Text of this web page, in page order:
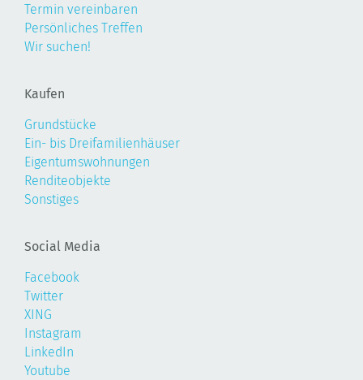
Termin vereinbaren
Persönliches Treffen
Wir suchen!
Kaufen
Grundstücke
Ein- bis Dreifamilienhäuser
Eigentumswohnungen
Renditeobjekte
Sonstiges
Social Media
Facebook
Twitter
XING
Instagram
LinkedIn
Youtube